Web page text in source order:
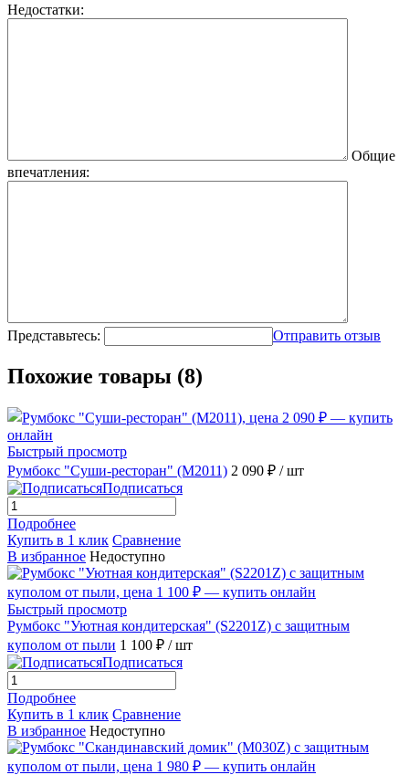
Недостатки:
Общие
впечатления:
Представьтесь: Отправить отзыв
Похожие товары (8)
Быстрый просмотр
Румбокс "Суши-ресторан" (M2011) 2 090 ₽ / шт
Подписаться
Подробнее
Купить в 1 клик Сравнение
В избранное Недоступно
Быстрый просмотр
Румбокс "Уютная кондитерская" (S2201Z) с защитным
куполом от пыли 1 100 ₽ / шт
Подписаться
Подробнее
Купить в 1 клик Сравнение
В избранное Недоступно